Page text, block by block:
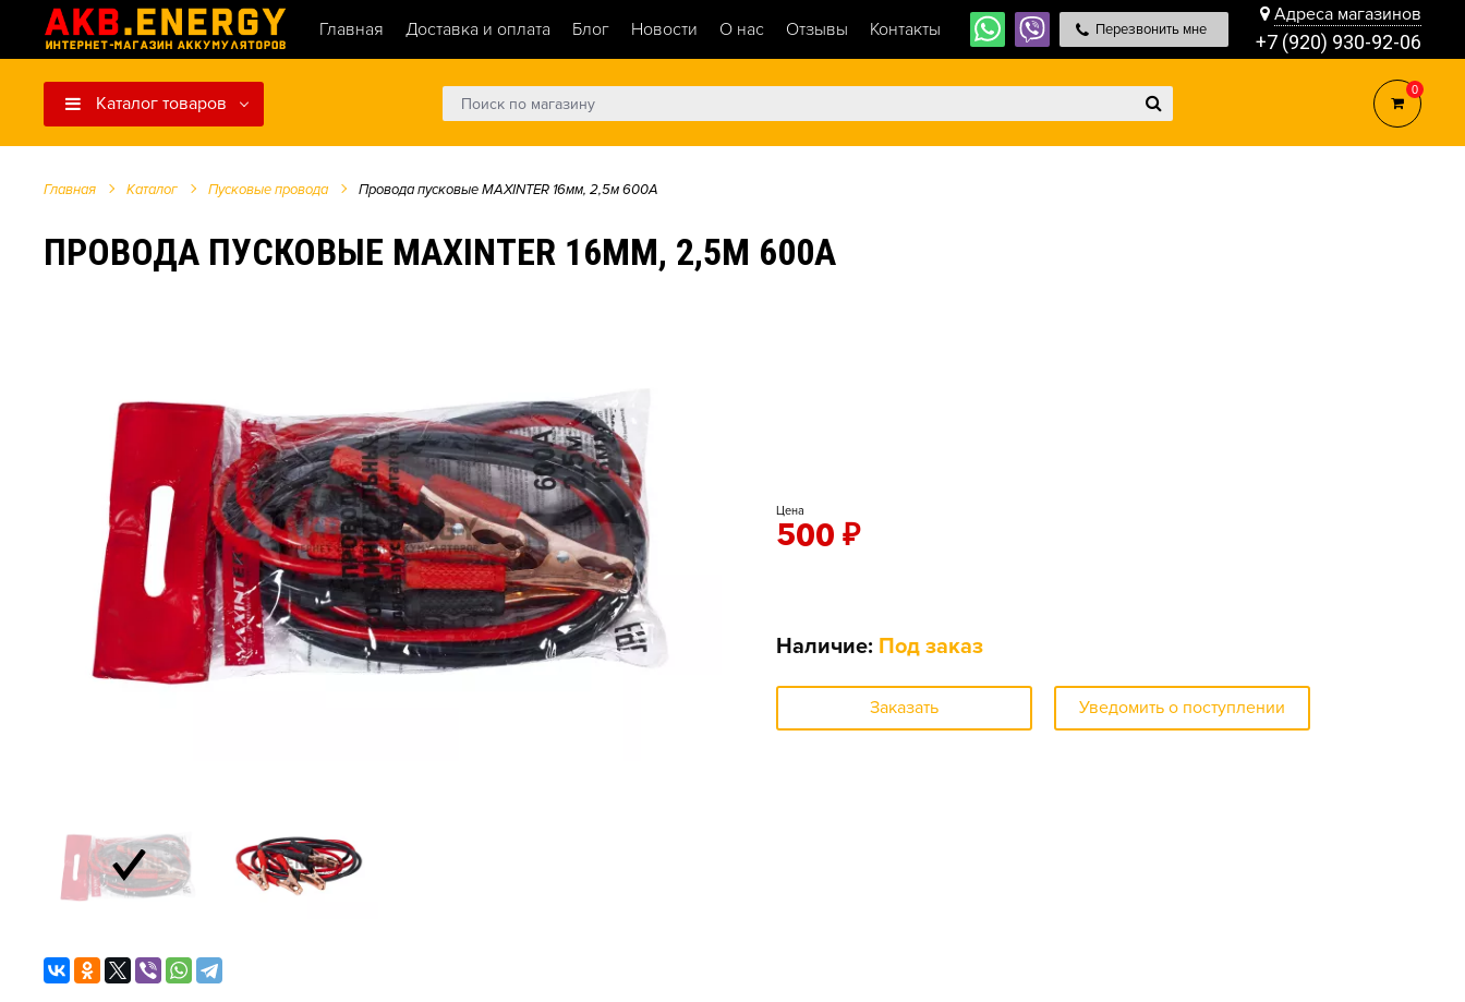
Главная Доставка и оплата Блог Новости О нас Отзывы Контакты Перезвонить мне
Адреса магазинов
+7 (920) 930-92-06
Каталог товаров
0
Главная Каталог Пусковые провода Провода пусковые MAXINTER 16мм, 2,5м 600A
ПРОВОДА ПУСКОВЫЕ MAXINTER 16ММ, 2,5М 600A
Цена
500 ₽
Наличие: Под заказ
Заказать Уведомить о поступлении